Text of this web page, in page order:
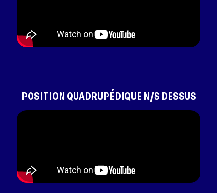
POSITION QUADRUPÉDIQUE N/S DESSUS